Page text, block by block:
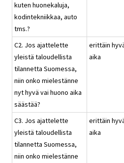
kuten huonekaluja,
kodintekniikkaa, auto
tms.?
C2. Jos ajattelette
yleistä taloudellista
tilannetta Suomessa,
niin onko mielestänne
nyt hyvä vai huono aika
säästää?
erittäin
aika
C3. Jos ajattelette
yleistä taloudellista
tilannetta Suomessa,
niin onko mielestänne
erittäin
aika